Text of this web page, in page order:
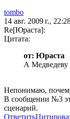
tombo
14 авг. 2009 г.,
Re[Юраста]:
Цитата:
от: Юраста
А Медведеву
Непонимаю,
В сообщении №3
сценарий.
Ответить